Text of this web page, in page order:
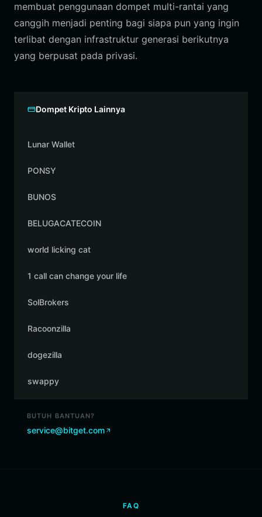
membuat penggunaan dompet multi-rantai yang
canggih menjadi penting bagi siapa pun yang ingin
terlibat dengan infrastruktur generasi berikutnya
yang berpusat pada privasi.
Dompet Kripto Lainnya
Lunar Wallet
PONSY
BUNOS
BELUGACATECOIN
world licking cat
1 call can change your life
SolBrokers
Racoonzilla
dogezilla
swappy
BUTUH BANTUAN?
service@bitget.com
FAQ